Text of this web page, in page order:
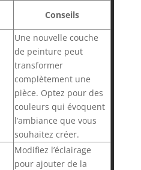
Conseils
Une nouvelle couche
de peinture peut
transformer
complètement une
pièce. Optez pour des
couleurs qui évoquent
l’ambiance que vous
souhaitez créer.
Modifiez l’éclairage
pour ajouter de la